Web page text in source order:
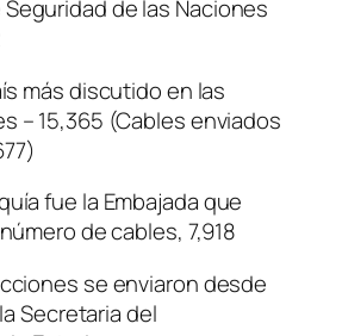
de las Naciones
más discutido en las
– 15,365 (Cables enviados
fue la Embajada que
de cables, 7,918
se enviaron desde
Secretaria del